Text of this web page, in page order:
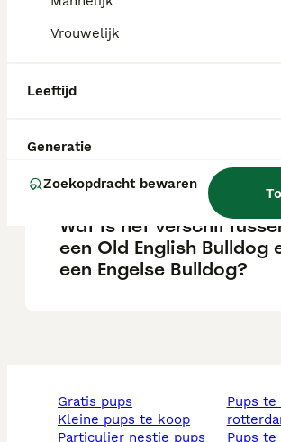
Vrouwelijk
Leeftijd
Generatie
Zoekopdracht bewaren
Hoe groot wordt een Old
een geschikte
Wat is het verschil
een Old English Bulldog
een Engelse Bulldog?
gratis pups
kleine pups te koop
particulier nestje pups
pups te koop in
pups te koop noord